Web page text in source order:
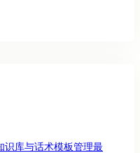
识库与话术模板管理最